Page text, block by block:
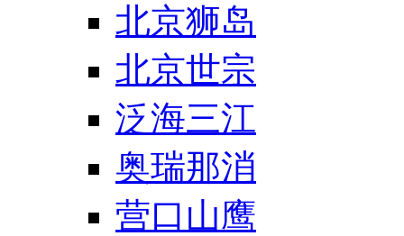
北京狮岛
北京世宗
泛海三江
奥瑞那消
营口山鹰